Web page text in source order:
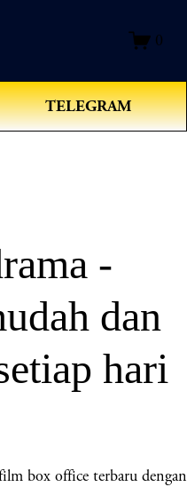
0
TELEGRAM
-
dan
hari
box office terbaru dengan